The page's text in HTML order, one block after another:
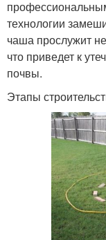
технологии
чаша прослужит
что приведет к
почвы.
Этапы